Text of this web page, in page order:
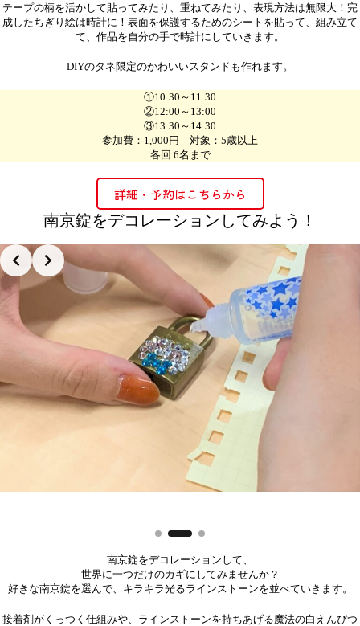
テープの柄を活かして貼ってみたり、重ねてみたり、表現方法は無限大！完
成したちぎり絵は時計に！表面を保護するためのシートを貼って、組み立て
て、作品を自分の手で時計にしていきます。
DIYのタネ限定のかわいいスタンドも作れます。
①10:30～11:30
②12:00～13:00
③13:30～14:30
参加費：1,000円 対象：5歳以上
各回 6名まで
詳細・予約はこちらから
南京錠をデコレーションしてみよう！
Slide 2 of 3
南京錠をデコレーションして、
世界に一つだけのカギにしてみませんか？
好きな南京錠を選んで、キラキラ光るラインストーンを並べていきます。
接着剤がくっつく仕組みや、ラインストーンを持ちあげる魔法の白えんぴつ